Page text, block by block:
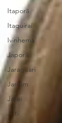
Itaporã
Itaquiraí
Ivinhema
Japorã
Jaraguari
Jardim
Jateí
Juti